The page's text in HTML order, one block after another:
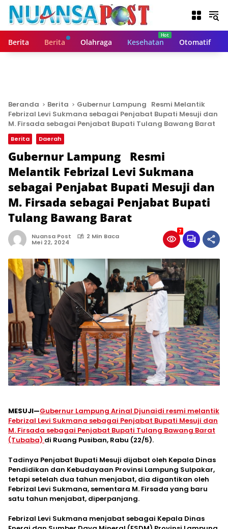
Berita Berita Olahraga Kesehatan Otomatif
Beranda Berita
Gubernur Lampung Resmi Melantik
Febrizal Levi Sukmana sebagai Penjabat Bupati Mesuji dan
M. Firsada sebagai Penjabat Bupati Tulang Bawang Barat
Berita Daerah
Gubernur Lampung Resmi
Melantik Febrizal Levi Sukmana
sebagai Penjabat Bupati Mesuji dan
M. Firsada sebagai Penjabat Bupati
Tulang Bawang Barat
Nuansa Post 2 Min Baca
Mei 22, 2024
7
MESUJI—Gubernur Lampung Arinal Djunaidi resmi melantik
Febrizal Levi Sukmana sebagai Penjabat Bupati Mesuji dan
M. Firsada sebagai Penjabat Bupati Tulang Bawang Barat
(Tubaba) di Ruang Pusiban, Rabu (22/5).
Tadinya Penjabat Bupati Mesuji dijabat oleh Kepala Dinas
Pendidikan dan Kebudayaan Provinsi Lampung Sulpakar,
tetapi setelah dua tahun menjabat, dia digantikan oleh
Febrizal Levi Sukmana, sementara M. Firsada yang baru
satu tahun menjabat, diperpanjang.
Febrizal Levi Sukmana menjabat sebagai Kepala Dinas